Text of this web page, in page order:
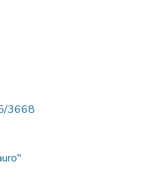
3668